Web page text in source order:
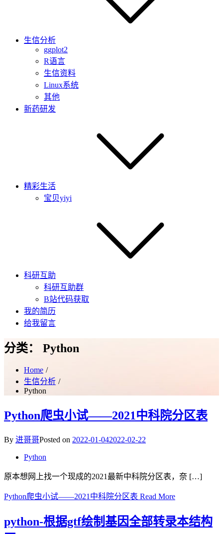
生信分析
ggplot2
R语言
生信资料
Linux系统
其他
新药研发
精彩生活
宝贝yiyi
科研互助
科研互助群
B站代码获取
我的简历
给我留言
分类： Python
Home
生信分析
Python
Python爬虫小试——2021中科院分区表
By 进哥哥Posted on 2022-01-042022-02-22
Python
原本想网上找一个现成的2021最新中科院分区表，奈 […]
Python爬虫小试——2021中科院分区表 Read More
python-根据gtf绘制基因全部转录本结构